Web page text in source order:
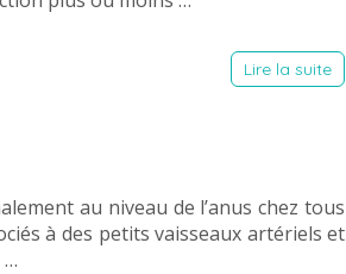
Lire la suite
au niveau de l’anus chez tous
à des petits vaisseaux artériels et
…